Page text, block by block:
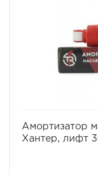
Амортизатор
Хантер, лифт